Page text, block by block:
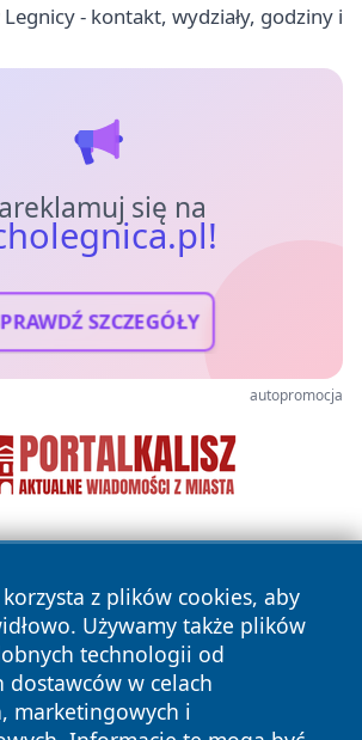
- kontakt, wydziały, godziny i
się na
SZCZEGÓŁY
autopromocja
z plików cookies, aby
Używamy także plików
technologii od
dostawców w celach
marketingowych i
Wszystkie prawa